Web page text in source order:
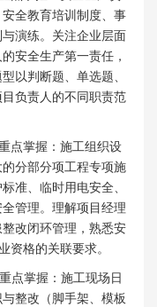
全教育培训制度、事
演练。关注企业层面
安全生产第一责任，
以判断题、单选题、
负责人的不同职责范
点掌握：施工组织设
分部分项工程专项施
准、临时用电安全、
管理。理解项目经理
改闭环管理，熟悉安
资格的关联要求。
重点掌握：施工现场日
整改（脚手架、模板